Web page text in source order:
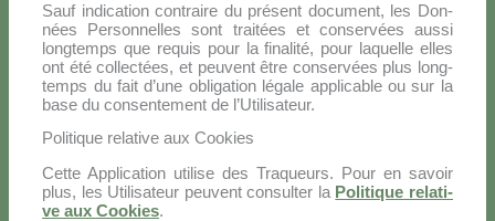
Sauf in­di­ca­tion con­trai­re du pré­sent do­cu­ment, les Don­
nées Per­son­nel­les sont trai­tées et con­ser­vées aus­si
long­temps que re­quis pour la fi­na­li­té, pour la­quel­le el­les
ont été col­lec­tées, et peu­vent être con­ser­vées plus long­
temps du fait d’une obli­ga­tion lé­ga­le ap­pli­ca­ble ou sur la
ba­se du con­sen­te­ment de l’Utilisateur.
Politique relative aux Cookies
Cet­te Ap­pli­ca­tion uti­li­se des Tra­queurs. Pour en sa­voir
plus, les Uti­li­sa­teur peu­vent con­sul­ter la Po­li­ti­que re­la­ti­
ve aux Coo­kies.